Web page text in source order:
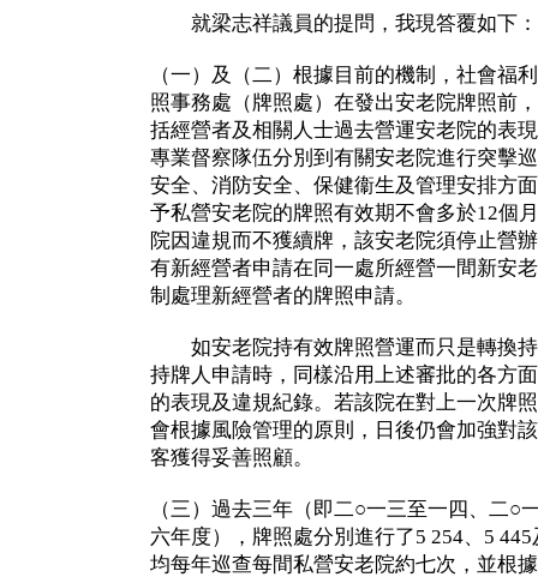
就梁志祥議員的提問，我現答覆如下：
（一）及（二）根據目前的機制，社會福
照事務處（牌照處）在發出安老院牌照前
括經營者及相關人士過去營運安老院的表
專業督察隊伍分別到有關安老院進行突擊
安全、消防安全、保健衞生及管理安排方
予私營安老院的牌照有效期不會多於12個
院因違規而不獲續牌，該安老院須停止營
有新經營者申請在同一處所經營一間新安
制處理新經營者的牌照申請。
如安老院持有效牌照營運而只是轉換持
持牌人申請時，同樣沿用上述審批的各方
的表現及違規紀錄。若該院在對上一次牌
會根據風險管理的原則，日後仍會加強對
客獲得妥善照顧。
（三）過去三年（即二○一三至一四、二○
六年度），牌照處分別進行了5 254、5
均每年巡查每間私營安老院約七次，並根